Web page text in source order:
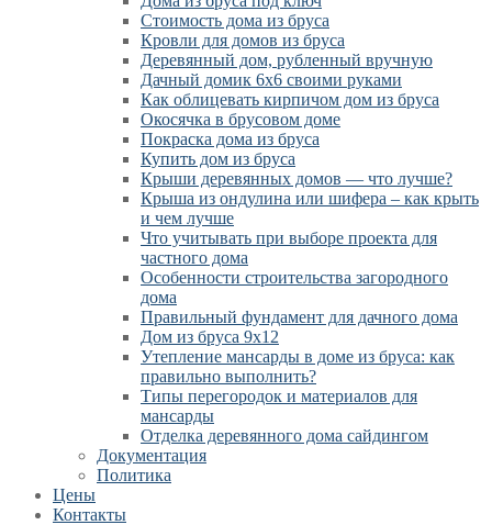
Стоимость дома из бруса
Кровли для домов из бруса
Деревянный дом, рубленный вручную
Дачный домик 6х6 своими руками
Как облицевать кирпичом дом из бруса
Окосячка в брусовом доме
Покраска дома из бруса
Купить дом из бруса
Крыши деревянных домов — что лучше?
Крыша из ондулина или шифера – как крыть
и чем лучше
Что учитывать при выборе проекта для
частного дома
Особенности строительства загородного
дома
Правильный фундамент для дачного дома
Дом из бруса 9х12
Утепление мансарды в доме из бруса: как
правильно выполнить?
Типы перегородок и материалов для
мансарды
Отделка деревянного дома сайдингом
Документация
Политика
Цены
Контакты